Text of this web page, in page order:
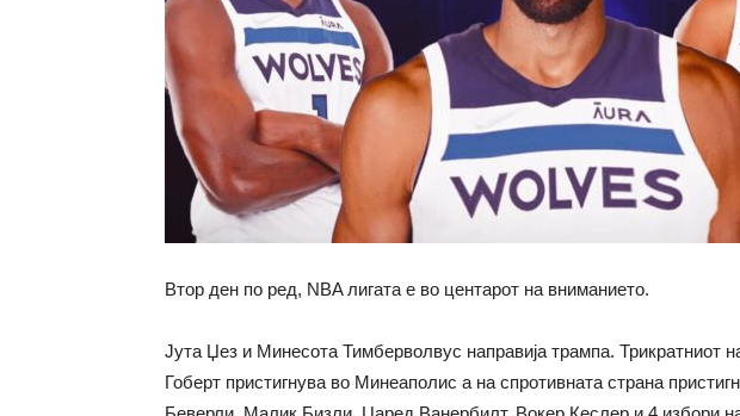
Втор ден по ред, NBA лигата е во центарот на вниманието.
Јута Џез и Минесота Тимберволвус направија трампа. Трикратниот
Гоберт пристигнува во Минеаполис а на спротивната страна